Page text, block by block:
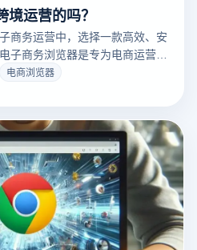
运营的吗？
商务运营中，选择一款高效、安
子商务浏览器是专为电商运营设
理多个账户、跨境操作以及保障
要优势，适合跨境电商使用：
电商浏览器